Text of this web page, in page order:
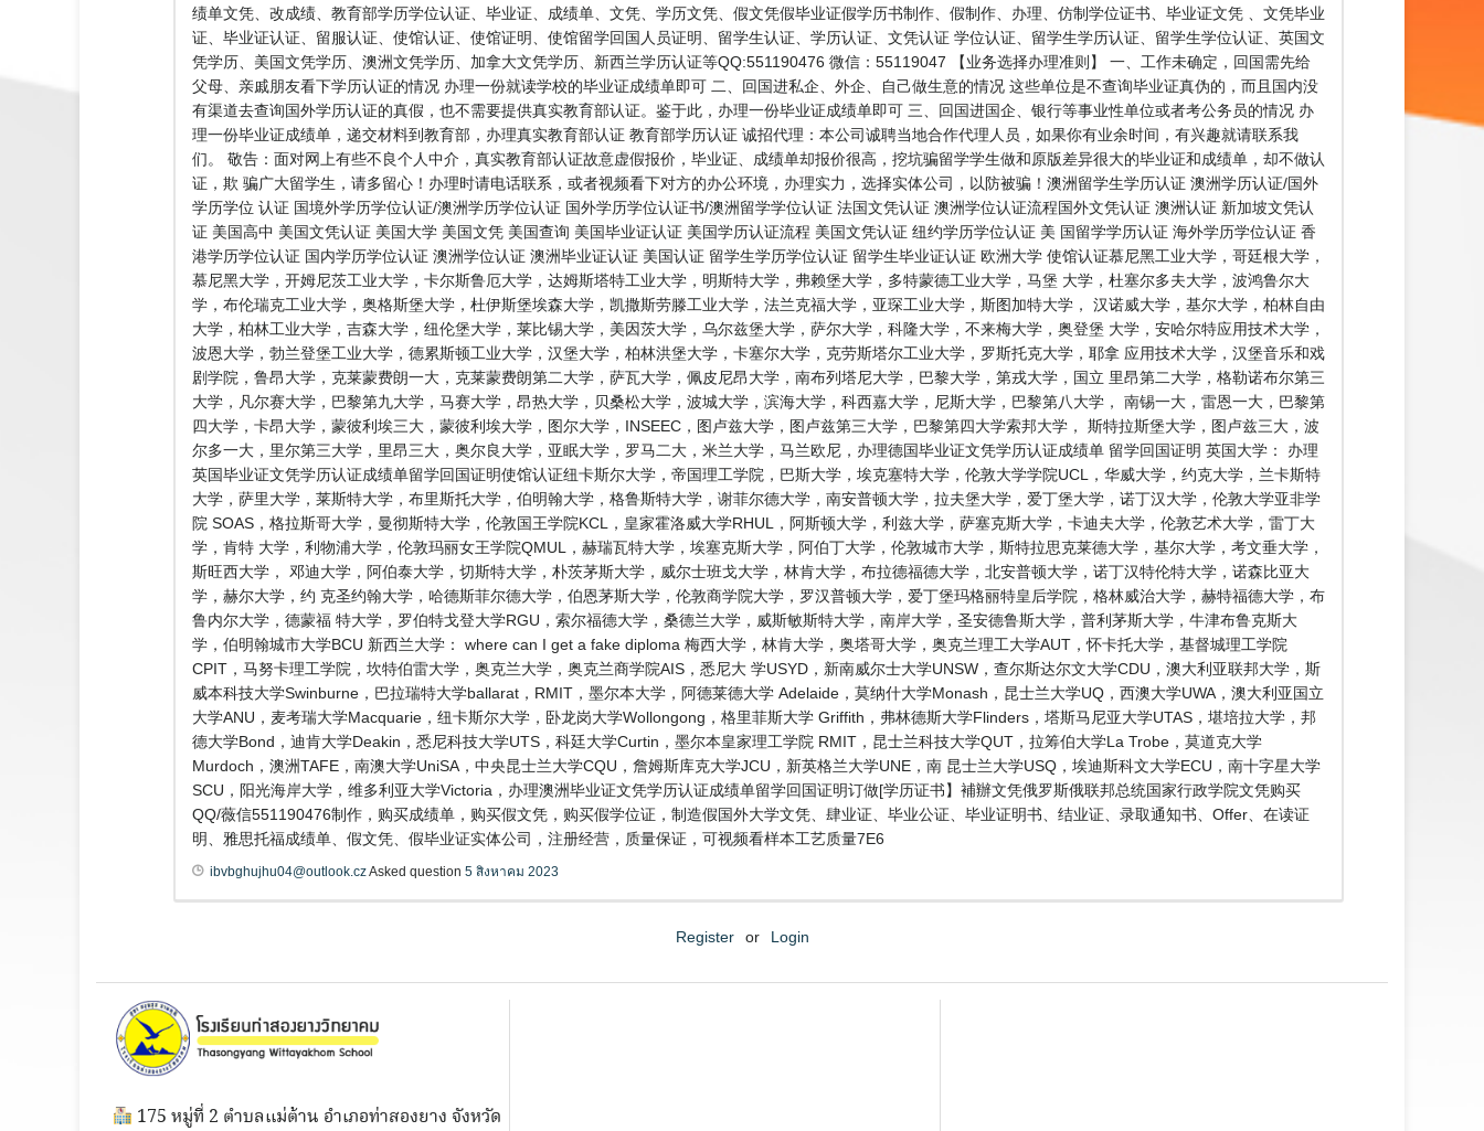
绩单文凭、改成绩、教育部学历学位认证、毕业证、成绩单、文凭、学历文凭、假文凭假毕业证假学历书制作、假制作、办理、仿制学位证书、毕业证文凭 、文凭毕业
证、毕业证认证、留服认证、使馆认证、使馆证明、使馆留学回国人员证明、留学生认证、学历认证、文凭认证 学位认证、留学生学历认证、留学生学位认证、英国文
凭学历、美国文凭学历、澳洲文凭学历、加拿大文凭学历、新西兰学历认证等QQ:551190476 微信：55119047 【业务选择办理准则】 一、工作未确定，回国需先给
父母、亲戚朋友看下学历认证的情况 办理一份就读学校的毕业证成绩单即可 二、回国进私企、外企、自己做生意的情况 这些单位是不查询毕业证真伪的，而且国内没
有渠道去查询国外学历认证的真假，也不需要提供真实教育部认证。鉴于此，办理一份毕业证成绩单即可 三、回国进国企、银行等事业性单位或者考公务员的情况 办
理一份毕业证成绩单，递交材料到教育部，办理真实教育部认证 教育部学历认证 诚招代理：本公司诚聘当地合作代理人员，如果你有业余时间，有兴趣就请联系我
们。 敬告：面对网上有些不良个人中介，真实教育部认证故意虚假报价，毕业证、成绩单却报价很高，挖坑骗留学学生做和原版差异很大的毕业证和成绩单，却不做认
证，欺 骗广大留学生，请多留心！办理时请电话联系，或者视频看下对方的办公环境，办理实力，选择实体公司，以防被骗！澳洲留学生学历认证 澳洲学历认证/国外
学历学位 认证 国境外学历学位认证/澳洲学历学位认证 国外学历学位认证书/澳洲留学学位认证 法国文凭认证 澳洲学位认证流程国外文凭认证 澳洲认证 新加坡文凭认
证 美国高中 美国文凭认证 美国大学 美国文凭 美国查询 美国毕业证认证 美国学历认证流程 美国文凭认证 纽约学历学位认证 美 国留学学历认证 海外学历学位认证 香
港学历学位认证 国内学历学位认证 澳洲学位认证 澳洲毕业证认证 美国认证 留学生学历学位认证 留学生毕业证认证 欧洲大学 使馆认证慕尼黑工业大学，哥廷根大学，
慕尼黑大学，开姆尼茨工业大学，卡尔斯鲁厄大学，达姆斯塔特工业大学，明斯特大学，弗赖堡大学，多特蒙德工业大学，马堡 大学，杜塞尔多夫大学，波鸿鲁尔大
学，布伦瑞克工业大学，奥格斯堡大学，杜伊斯堡埃森大学，凯撒斯劳滕工业大学，法兰克福大学，亚琛工业大学，斯图加特大学， 汉诺威大学，基尔大学，柏林自由
大学，柏林工业大学，吉森大学，纽伦堡大学，莱比锡大学，美因茨大学，乌尔兹堡大学，萨尔大学，科隆大学，不来梅大学，奥登堡 大学，安哈尔特应用技术大学，
波恩大学，勃兰登堡工业大学，德累斯顿工业大学，汉堡大学，柏林洪堡大学，卡塞尔大学，克劳斯塔尔工业大学，罗斯托克大学，耶拿 应用技术大学，汉堡音乐和戏
剧学院，鲁昂大学，克莱蒙费朗一大，克莱蒙费朗第二大学，萨瓦大学，佩皮尼昂大学，南布列塔尼大学，巴黎大学，第戎大学，国立 里昂第二大学，格勒诺布尔第三
大学，凡尔赛大学，巴黎第九大学，马赛大学，昂热大学，贝桑松大学，波城大学，滨海大学，科西嘉大学，尼斯大学，巴黎第八大学， 南锡一大，雷恩一大，巴黎第
四大学，卡昂大学，蒙彼利埃三大，蒙彼利埃大学，图尔大学，INSEEC，图卢兹大学，图卢兹第三大学，巴黎第四大学索邦大学， 斯特拉斯堡大学，图卢兹三大，波
尔多一大，里尔第三大学，里昂三大，奥尔良大学，亚眠大学，罗马二大，米兰大学，马兰欧尼，办理德国毕业证文凭学历认证成绩单 留学回国证明 英国大学： 办理
英国毕业证文凭学历认证成绩单留学回国证明使馆认证纽卡斯尔大学，帝国理工学院，巴斯大学，埃克塞特大学，伦敦大学学院UCL，华威大学，约克大学，兰卡斯特
大学，萨里大学，莱斯特大学，布里斯托大学，伯明翰大学，格鲁斯特大学，谢菲尔德大学，南安普顿大学，拉夫堡大学，爱丁堡大学，诺丁汉大学，伦敦大学亚非学
院 SOAS，格拉斯哥大学，曼彻斯特大学，伦敦国王学院KCL，皇家霍洛威大学RHUL，阿斯顿大学，利兹大学，萨塞克斯大学，卡迪夫大学，伦敦艺术大学，雷丁大
学，肯特 大学，利物浦大学，伦敦玛丽女王学院QMUL，赫瑞瓦特大学，埃塞克斯大学，阿伯丁大学，伦敦城市大学，斯特拉思克莱德大学，基尔大学，考文垂大学，
斯旺西大学， 邓迪大学，阿伯泰大学，切斯特大学，朴茨茅斯大学，威尔士班戈大学，林肯大学，布拉德福德大学，北安普顿大学，诺丁汉特伦特大学，诺森比亚大
学，赫尔大学，约 克圣约翰大学，哈德斯菲尔德大学，伯恩茅斯大学，伦敦商学院大学，罗汉普顿大学，爱丁堡玛格丽特皇后学院，格林威治大学，赫特福德大学，布
鲁内尔大学，德蒙福 特大学，罗伯特戈登大学RGU，索尔福德大学，桑德兰大学，威斯敏斯特大学，南岸大学，圣安德鲁斯大学，普利茅斯大学，牛津布鲁克斯大
学，伯明翰城市大学BCU 新西兰大学： where can I get a fake diploma 梅西大学，林肯大学，奥塔哥大学，奥克兰理工大学AUT，怀卡托大学，基督城理工学院
CPIT，马努卡理工学院，坎特伯雷大学，奥克兰大学，奥克兰商学院AIS，悉尼大 学USYD，新南威尔士大学UNSW，查尔斯达尔文大学CDU，澳大利亚联邦大学，斯
威本科技大学Swinburne，巴拉瑞特大学ballarat，RMIT，墨尔本大学，阿德莱德大学 Adelaide，莫纳什大学Monash，昆士兰大学UQ，西澳大学UWA，澳大利亚国立
大学ANU，麦考瑞大学Macquarie，纽卡斯尔大学，卧龙岗大学Wollongong，格里菲斯大学 Griffith，弗林德斯大学Flinders，塔斯马尼亚大学UTAS，堪培拉大学，邦
德大学Bond，迪肯大学Deakin，悉尼科技大学UTS，科廷大学Curtin，墨尔本皇家理工学院 RMIT，昆士兰科技大学QUT，拉筹伯大学La Trobe，莫道克大学
Murdoch，澳洲TAFE，南澳大学UniSA，中央昆士兰大学CQU，詹姆斯库克大学JCU，新英格兰大学UNE，南 昆士兰大学USQ，埃迪斯科文大学ECU，南十字星大学
SCU，阳光海岸大学，维多利亚大学Victoria，办理澳洲毕业证文凭学历认证成绩单留学回国证明订做[学历证书】補辦文凭俄罗斯俄联邦总统国家行政学院文凭购买
QQ/薇信551190476制作，购买成绩单，购买假文凭，购买假学位证，制造假国外大学文凭、肆业证、毕业公证、毕业证明书、结业证、录取通知书、Offer、在读证
明、雅思托福成绩单、假文凭、假毕业证实体公司，注册经营，质量保证，可视频看样本工艺质量7E6
ibvbghujhu04@outlook.czAsked question 5 สิงหาคม 2023
Register or Login
175 หมู่ที่ 2 ตำบลแม่ต้าน อำเภอท่าสองยาง จังหวัด